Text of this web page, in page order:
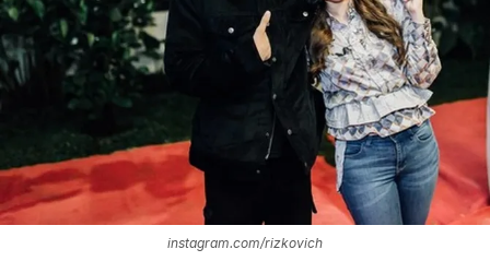
instagram.com/rizkovich